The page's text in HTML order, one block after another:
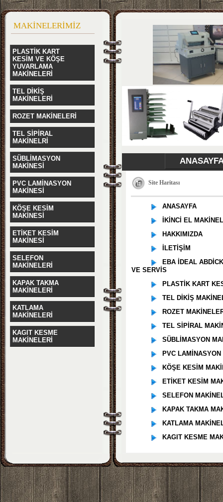
MAKİNELERİMİZ
PLASTİK KART
KESİM VE KÖŞE
YUVARLAMA
MAKİNELERİ
TEL DİKİŞ
MAKİNELERİ
ROZET MAKİNELERİ
TEL SİPİRAL
MAKİNELRİ
SÜBLİMASYON
MAKİNESİ
PVC LAMİNASYON
MAKİNESİ
KÖŞE KESİM
MAKİNESİ
ETİKET KESİM
MAKİNESİ
SELEFON
MAKİNELERİ
KAPAK TAKMA
MAKİNELERİ
KATLAMA
MAKİNELERİ
KAGIT KESME
MAKİNELERİ
Site Haritası
ANASAYFA
İKİNCİ EL
HAKKIMIZDA
İLETİŞİM
EBA İDEAL
VE SERVİS
PLASTİK KART
TEL DİKİŞ
ROZET
TEL SİPİRAL
SÜBLİMASYON
PVC
KÖŞE KESİM
ETİKET KESİM
SELEFON
KAPAK TAKMA
KATLAMA
KAGIT KESME